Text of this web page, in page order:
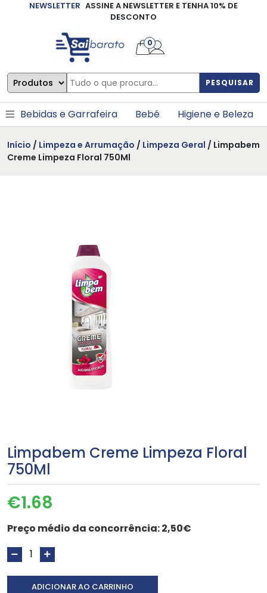
NEWSLETTER ASSINE A NEWSLETTER E TENHA 10% DE
DESCONTO
PESQUISAR
0
Bebidas e Garrafeira Bebé Higiene e Beleza
Início / Limpeza e Arrumação / Limpeza Geral / Limpabem
Creme Limpeza Floral 750Ml
Limpabem Creme Limpeza Floral
750Ml
€1.68
Preço médio da concorrência:2,50€
ADICIONAR AO CARRINHO